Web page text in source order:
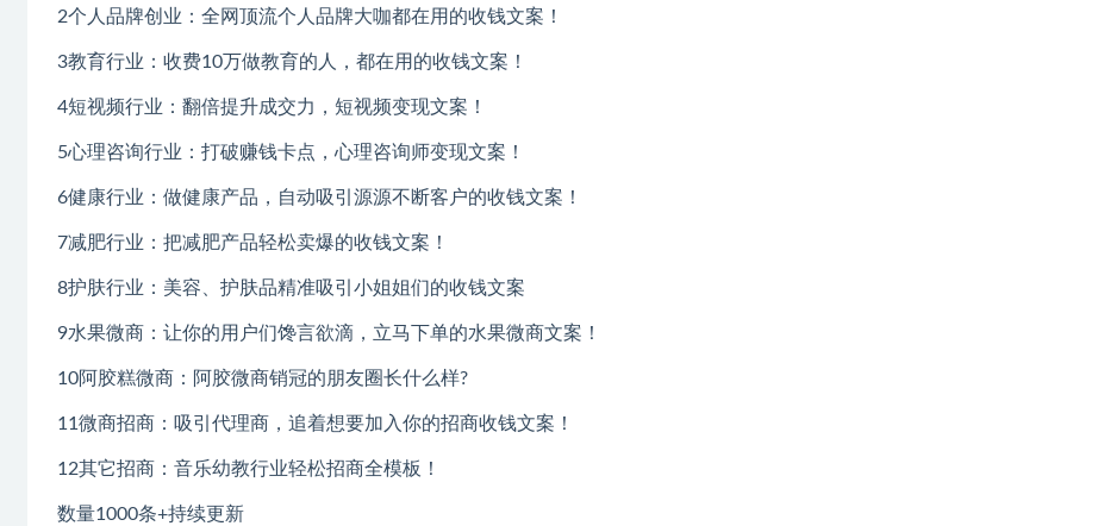
2个人品牌创业：全网顶流个人品牌大咖都在用的收钱文案！
3教育行业：收费10万做教育的人，都在用的收钱文案！
4短视频行业：翻倍提升成交力，短视频变现文案！
5心理咨询行业：打破赚钱卡点，心理咨询师变现文案！
6健康行业：做健康产品，自动吸引源源不断客户的收钱文案！
7减肥行业：把减肥产品轻松卖爆的收钱文案！
8护肤行业：美容、护肤品精准吸引小姐姐们的收钱文案
9水果微商：让你的用户们馋言欲滴，立马下单的水果微商文案！
10阿胶糕微商：阿胶微商销冠的朋友圈长什么样?
11微商招商：吸引代理商，追着想要加入你的招商收钱文案！
12其它招商：音乐幼教行业轻松招商全模板！
数量1000条+持续更新